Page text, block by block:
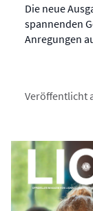
Die neue
spannenden
Anregungen
Veröffentlicht